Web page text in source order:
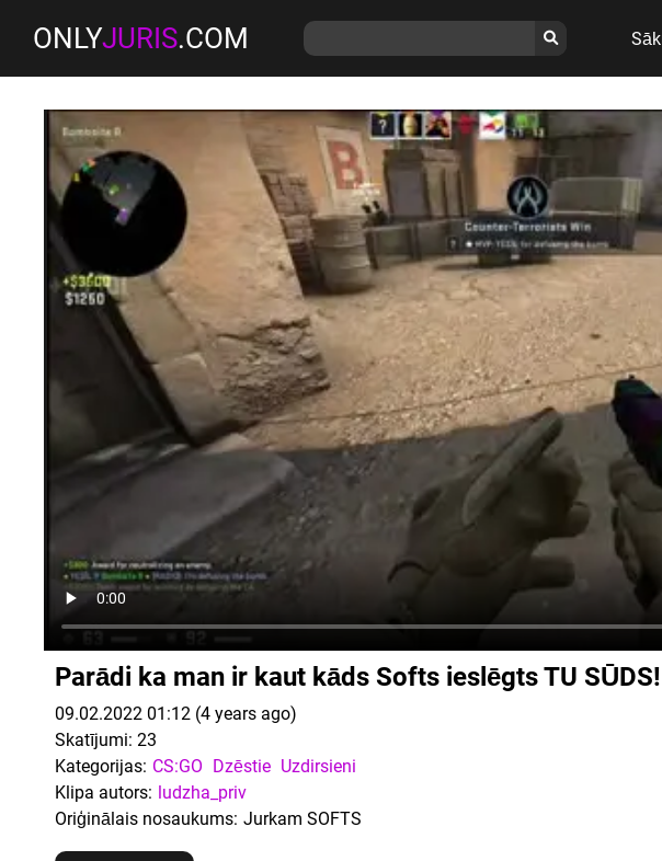
ONLYJURIS.COM
Parādi ka man ir kaut kāds Softs ieslēgts TU SŪDS!
09.02.2022 01:12 (4 years ago)
Skatījumi: 23
Kategorijas: CS:GO Dzēstie Uzdirsieni
Klipa autors: ludzha_priv
Oriģinālais nosaukums: Jurkam SOFTS